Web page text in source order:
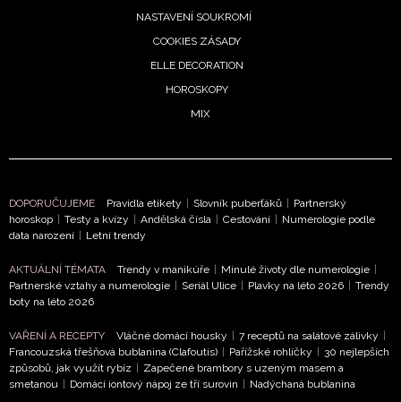
NASTAVENÍ SOUKROMÍ
COOKIES ZÁSADY
ELLE DECORATION
HOROSKOPY
MIX
DOPORUČUJEME Pravidla etikety | Slovník puberťáků | Partnerský
horoskop | Testy a kvízy | Andělská čísla | Cestování | Numerologie podle
data narození | Letní trendy
AKTUÁLNÍ TÉMATA Trendy v manikúře | Minulé životy dle numerologie |
Partnerské vztahy a numerologie | Seriál Ulice | Plavky na léto 2026 | Trendy
boty na léto 2026
VAŘENÍ A RECEPTY Vláčné domácí housky | 7 receptů na salátové zálivky |
Francouzská třešňová bublanina (Clafoutis) | Pařížské rohlíčky | 30 nejlepších
způsobů, jak využít rybíz | Zapečené brambory s uzeným masem a
smetanou | Domácí iontový nápoj ze tří surovin | Nadýchaná bublanina